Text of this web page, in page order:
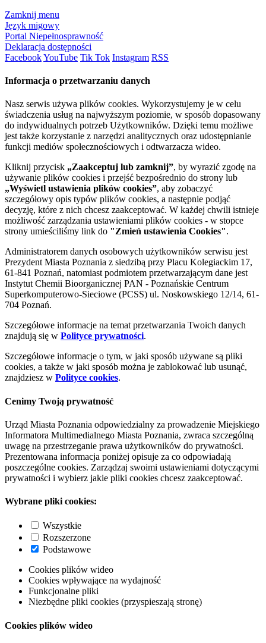
Zamknij menu
Język migowy
Portal Niepełnosprawność
Deklaracja dostępności
FacebookYouTube Tik Tok Instagram RSS
Informacja o przetwarzaniu danych
Nasz serwis używa plików cookies. Wykorzystujemy je w celu
świadczenia usług na najwyższym poziomie, w sposób dopasowany
do indywidualnych potrzeb Użytkowników. Dzięki temu możliwe
jest także korzystanie z narzędzi analitycznych oraz udostępnianie
funkcji mediów społecznościowych i odtwarzacza wideo.
Kliknij przycisk „Zaakceptuj lub zamknij”, by wyrazić zgodę na
używanie plików cookies i przejść bezpośrednio do strony lub
„Wyświetl ustawienia plików cookies”, aby zobaczyć
szczegółowy opis typów plików cookies, a następnie podjąć
decyzję, które z nich chcesz zaakceptować. W każdej chwili istnieje
możliwość zarządzania ustawieniami plików cookies - w stopce
strony umieściliśmy link do "Zmień ustawienia Cookies".
Administratorem danych osobowych użytkowników serwisu jest
Prezydent Miasta Poznania z siedzibą przy Placu Kolegiackim 17,
61-841 Poznań, natomiast podmiotem przetwarzającym dane jest
Instytut Chemii Bioorganicznej PAN - Poznańskie Centrum
Superkomputerowo-Sieciowe (PCSS) ul. Noskowskiego 12/14, 61-
704 Poznań.
Szczegółowe informacje na temat przetwarzania Twoich danych
znajdują się w Polityce prywatności.
Szczegółowe informacje o tym, w jaki sposób używane są pliki
cookies, a także w jaki sposób można je zablokować lub usunąć,
znajdziesz w Polityce cookies.
Cenimy Twoją prywatność
Urząd Miasta Poznania odpowiedzialny za prowadzenie Miejskiego
Informatora Multimedialnego Miasta Poznania, zwraca szczególną
uwagę na przestrzeganie prawa użytkowników do prywatności.
Prezentowana informacja poniżej opisuje za co odpowiadają
poszczególne cookies. Zarządzaj swoimi ustawieniami dotyczącymi
prywatności i wybierz jakie pliki cookies chcesz zaakceptować.
Wybrane pliki cookies:
Wszystkie
Rozszerzone
Podstawowe
Cookies plików wideo
Cookies wpływające na wydajność
Funkcjonalne pliki
Niezbędne pliki cookies (przyspieszają stronę)
Cookies plików wideo